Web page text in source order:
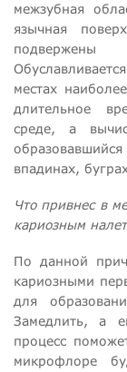
межзубная
язычная
местах
длительное
среде, а
впадинах,
Что привнес в
кариозным
По данной
кариозными
для
Замедлить, а
процесс
микрофлоре